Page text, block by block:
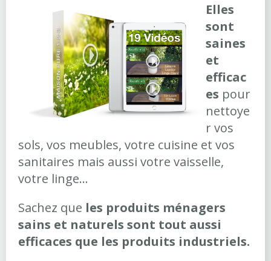
Elles
sont
saines
et
efficac
es pour
nettoye
r vos
sols, vos meubles, votre cuisine et vos
sanitaires mais aussi votre vaisselle,
votre linge...
Sachez que les produits ménagers
sains et naturels sont tout aussi
efficaces que les produits industriels.